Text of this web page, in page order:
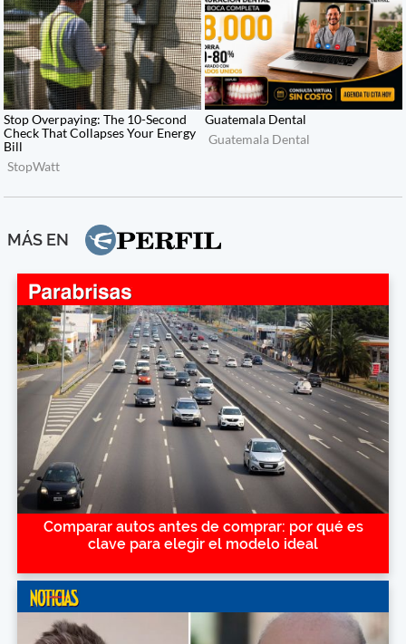
MÁS EN
Comparar autos antes de comprar: por qué es
clave para elegir el modelo ideal